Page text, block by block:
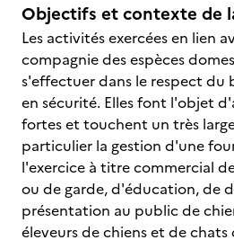
Objectifs et contexte de
Les activités exercées en lien
compagnie des espèces
s'effectuer dans le respect du
en sécurité. Elles font l'objet
fortes et touchent un très
particulier la gestion d'une
l'exercice à titre commercial
ou de garde, d'éducation, de
présentation au public de
éleveurs de chiens et de